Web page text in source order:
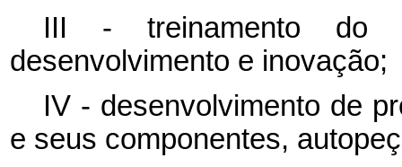
III - treinamento do
desenvolvimento e inovação;
IV - desenvolvimento de
e seus componentes,